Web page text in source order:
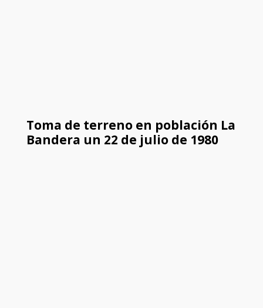
Toma de terreno en población La
Bandera un 22 de julio de 1980